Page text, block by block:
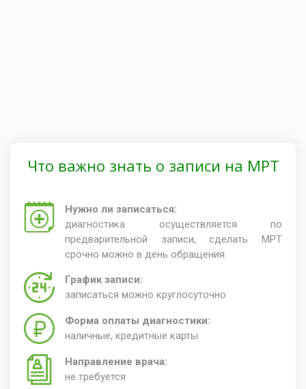
Что важно знать о записи на МРТ
Нужно ли записаться:
диагностика осуществляется по
предварительной записи, сделать МРТ
срочно можно в день обращения
График записи:
записаться можно круглосуточно
Форма оплаты диагностики:
наличные, кредитные карты
Направление врача:
не требуется